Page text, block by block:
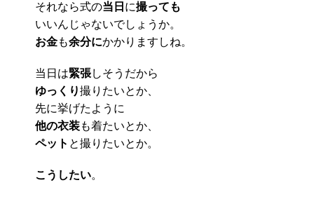
それなら式の当日 に撮っても
いいんじゃないでしょうか。
お金も余分にかかりますしね。
当日は緊張しそうだから
ゆっくり撮りたいとか、
先に挙げたように
他の衣装も着たいとか、
ペット と撮りたいとか。
こうしたい。